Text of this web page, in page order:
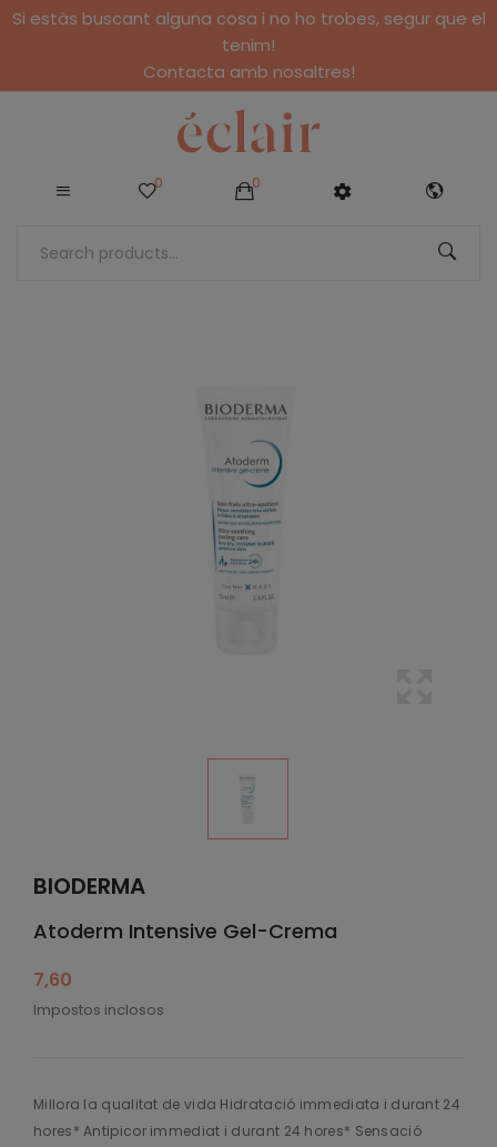
Si estàs buscant alguna cosa i no ho trobes, segur que el
tenim!
Contacta amb nosaltres!
0 0
BIODERMA
Atoderm Intensive Gel-Crema
7,60
Impostos inclosos
Millora la qualitat de vida Hidratació immediata i durant 24
hores* Antipicor immediat i durant 24 hores* Sensació